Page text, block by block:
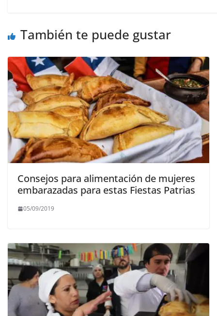
También te puede gustar
Consejos para alimentación de mujeres
embarazadas para estas Fiestas Patrias
05/09/2019